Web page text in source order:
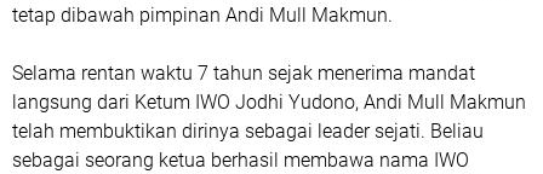
tetap dibawah pimpinan Andi Mull Makmun.
Selama rentan waktu 7 tahun sejak menerima mandat
langsung dari Ketum IWO Jodhi Yudono, Andi Mull Makmun
telah membuktikan dirinya sebagai leader sejati. Beliau
sebagai seorang ketua berhasil membawa nama IWO